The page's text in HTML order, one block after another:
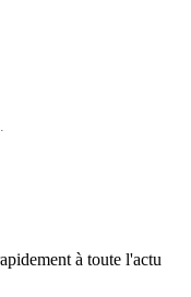
à toute l'actu